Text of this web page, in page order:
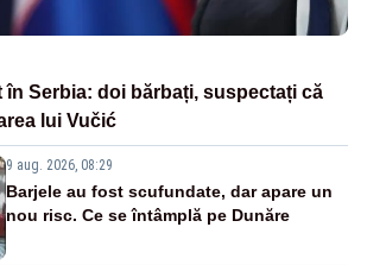
Serbia: doi bărbați, suspectați că
lui Vučić
9 aug. 2026, 08:29
Barjele au fost scufundate, dar apare un
nou risc. Ce se întâmplă pe Dunăre